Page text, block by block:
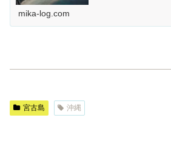
mika-log.com
宮古島 沖縄